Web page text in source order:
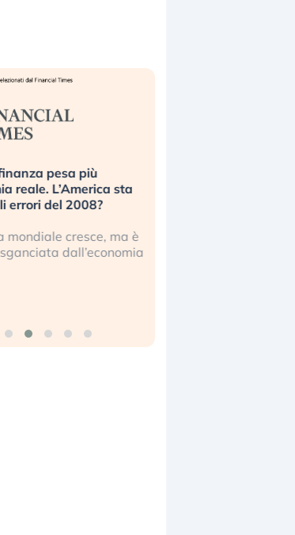
pesa più
reale. L’America sta
errori del 2008?
mondiale cresce, ma è
dall’economia